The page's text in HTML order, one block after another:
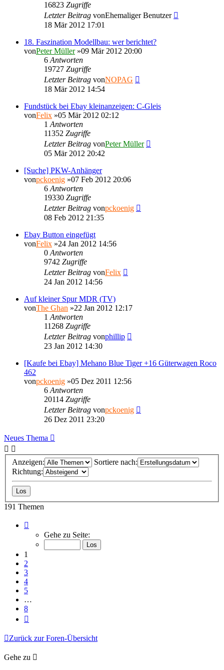
16823 Zugriffe
Letzter Beitrag vonEhemaliger Benutzer
18 Mär 2012 17:01
18. Faszination Modellbau: wer berichtet?
vonPeter Müller»09 Mär 2012 20:00
6 Antworten
19727 Zugriffe
Letzter Beitrag vonNOPAG
18 Mär 2012 14:54
Fundstück bei Ebay kleinanzeigen: C-Gleis
vonFelix »05 Mär 2012 02:12
1 Antworten
11352 Zugriffe
Letzter Beitrag vonPeter Müller
05 Mär 2012 20:42
[Suche] PKW-Anhänger
vonpckoenig »07 Feb 2012 20:06
6 Antworten
19330 Zugriffe
Letzter Beitrag vonpckoenig
08 Feb 2012 21:35
Ebay Button eingefügt
vonFelix »24 Jan 2012 14:56
0 Antworten
9742 Zugriffe
Letzter Beitrag vonFelix
24 Jan 2012 14:56
Auf kleiner Spur MDR (TV)
vonThe Ghan »22 Jan 2012 12:17
1 Antworten
11268 Zugriffe
Letzter Beitrag vonphillip
23 Jan 2012 14:30
[Kaufe bei Ebay] Mehano Blue Tiger +16 Güterwagen Roco
462
vonpckoenig »05 Dez 2011 12:56
6 Antworten
20114 Zugriffe
Letzter Beitrag vonpckoenig
26 Dez 2011 23:20
Neues Thema
Anzeigen:
Sortiere nach:
Richtung:
191 Themen
von
Gehe zu Seite:
1
2
3
4
5
…
8
Zurück zur Foren-Übersicht
Gehe zu